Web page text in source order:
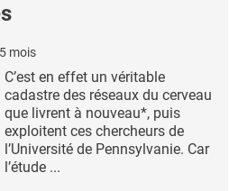
mois
C’est en effet un véritable
cadastre des réseaux du cerveau
que livrent à nouveau*, puis
exploitent ces chercheurs de
l’Université de Pennsylvanie. Car
l’étude ...